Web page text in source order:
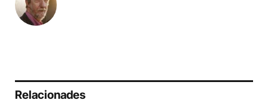
Relacionades